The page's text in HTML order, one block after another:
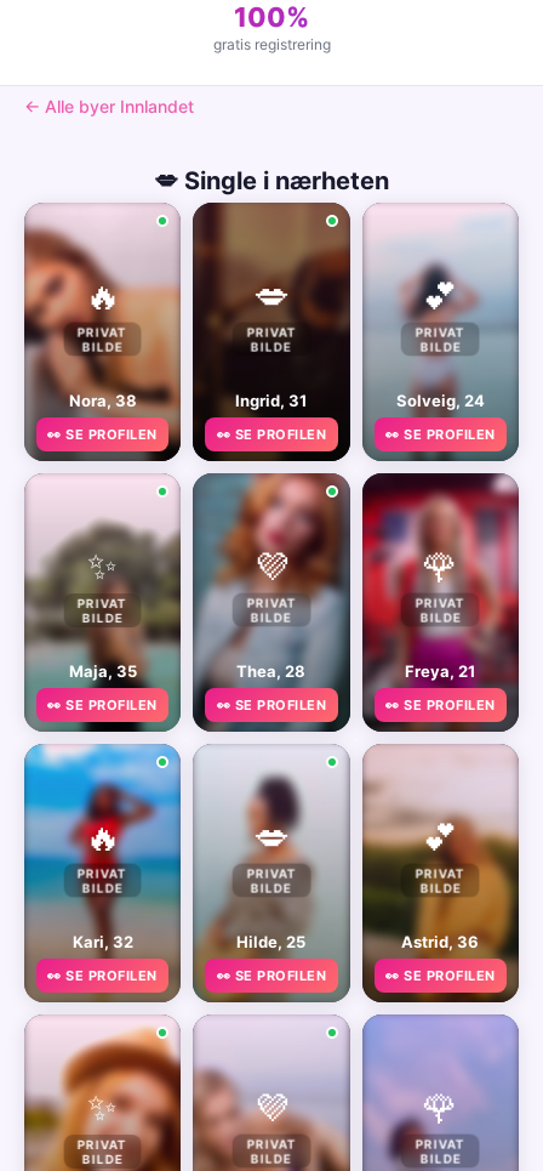
100%
gratis registrering
← Alle byer Innlandet
💋 Single i nærheten
🔥
PRIVAT
BILDE
Nora, 38
👀 SE PROFILEN
💋
PRIVAT
BILDE
Ingrid, 31
👀 SE PROFILEN
💕
PRIVAT
BILDE
Solveig, 24
👀 SE PROFILEN
✨
PRIVAT
BILDE
Maja, 35
👀 SE PROFILEN
💜
PRIVAT
BILDE
Thea, 28
👀 SE PROFILEN
🌹
PRIVAT
BILDE
Freya, 21
👀 SE PROFILEN
🔥
PRIVAT
BILDE
Kari, 32
👀 SE PROFILEN
💋
PRIVAT
BILDE
Hilde, 25
👀 SE PROFILEN
💕
PRIVAT
BILDE
Astrid, 36
👀 SE PROFILEN
✨
PRIVAT
BILDE
💜
PRIVAT
BILDE
🌹
PRIVAT
BILDE